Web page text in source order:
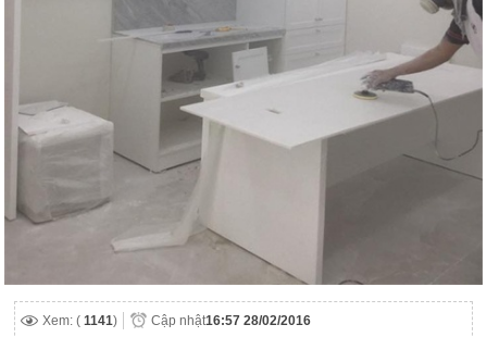
Xem: ( 1141) Cập nhật16:57 28/02/2016